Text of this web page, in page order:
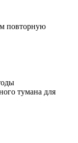
повторную
тумана для